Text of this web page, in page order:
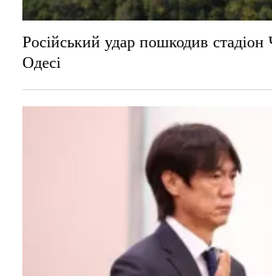
Російський удар пошкодив
Одесі